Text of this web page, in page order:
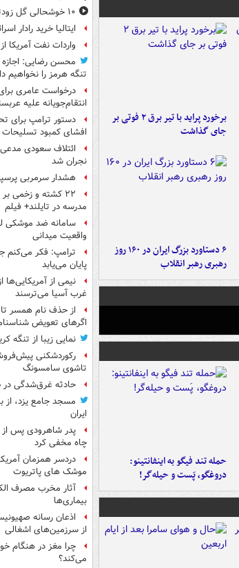
برخورد پراید با تیر برق ۲ فوتی بر
جای گذاشت
۶ دستاورد بزرگ ایران در ۱۶۰ روز
رهبری رهبر انقلاب
حمله تند فیگو به اینفانتینو:
دروغگو، پَست‌ و حیله‌گر!
۱۰ خوشحالی گل زودتر از موعد
ایتالیا خرید رادار
واردات نفت آمریکا
محسن رضایی:
تنگه هرمز را نخواهیم
درخواست عامری
انتقام‌جویانه علیه
دستور ترامپ برای
افشای کمبود تسلیحات
ائتلاف سعودی
نجران شد
هشدار سرمربی
۲۲ کشته و زخمی
مدرسه در تایلند+ فیلم
سامانه ضد موشکی
واقعیت میدانی
ترامپ: فکر می‌کنم
پایان می‌یابد
نیمی از
غرب آسیا می‌ترسند
از حذف نام همسر تا
اگرهای تعویض
نمایی زیبا از تنگه
رکوردشکنی
تاشوی سامسونگ
حادثه غرق‌شدگی در طاقانک ۲
مسجد جامع یزد، از
ایران
پدر شاهرودی پس
چاه مخفی کرد
دردسر همزمان
موشک های پاتریوت
آثار مخرب مصرف
بیماری‌ها
اذعان رسانه
از سرزمین‌های اشغالی
چرا مغز در هنگام
می‌کند؟